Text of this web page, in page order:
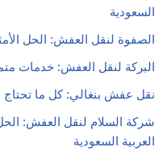
السعودية
الصفوة لنقل العفش: الحل
البركة لنقل العفش: خدمات
نقل عفش بنغالي: كل ما تحتاج
شركة السلام لنقل العفش:
العربية السعودية